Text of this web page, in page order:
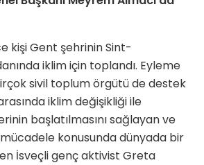
kişi Gent şehrinin Sint-
iklim için toplandı. Eyleme
sivil toplum örgütü de destek
iklim değişikliği ile
başlatılmasını sağlayan ve
konusunda dünyada bir
İsveçli genç aktivist Greta